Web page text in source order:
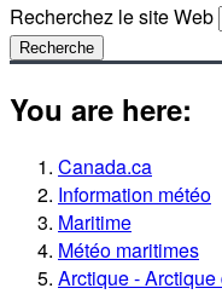
Recherchez le site Web
Recherche
You are here:
Canada.ca
Information météo
Maritime
Météo maritimes
Arctique - Arctique